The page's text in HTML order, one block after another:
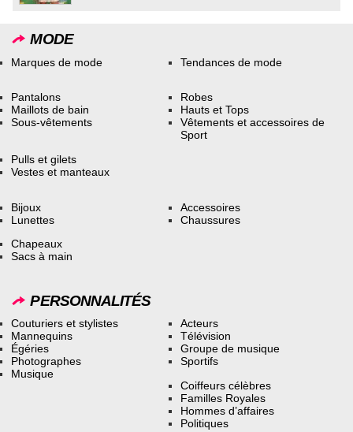
MODE
Marques de mode Tendances de mode
Pantalons
Maillots de bain
Sous-vêtements
Robes
Hauts et Tops
Vêtements et accessoires de
Sport
Pulls et gilets
Vestes et manteaux
Bijoux
Lunettes
Accessoires
Chaussures
Chapeaux
Sacs à main
PERSONNALITÉS
Couturiers et stylistes
Mannequins
Égéries
Photographes
Musique
Acteurs
Télévision
Groupe de musique
Sportifs
Coiffeurs célèbres
Familles Royales
Hommes d’affaires
Politiques